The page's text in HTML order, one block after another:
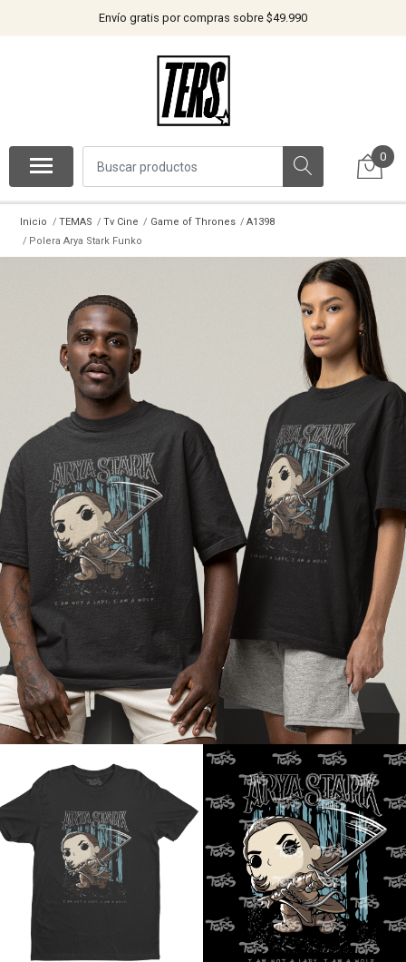
Envío gratis por compras sobre $49.990
0
Inicio TEMAS Tv Cine Game of Thrones
A1398
Polera Arya Stark Funko